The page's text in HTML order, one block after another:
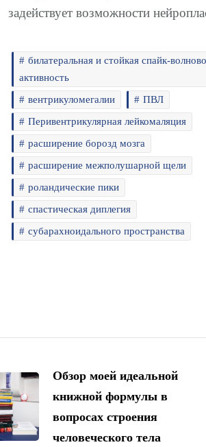
задействует возможности
билатеральная и стойкая спайк-
активность
вентрикуломегалии
ПВЛ
Перивентрикулярная лейкомаляция
расширение борозд мозга
расширение межполушарной щели
роландические пики
спастическая диплегия
субарахноидального пространства
Обзор моей идеальной
книжной формулы в
вопросах строения
человеческого тела